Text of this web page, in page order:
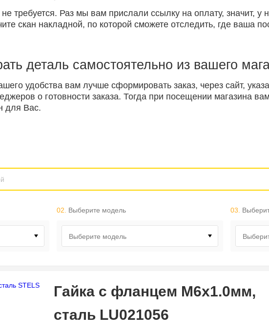
требуется. Раз мы вам прислали ссылку на оплату, значит, у
скан накладной, по которой сможете отследить, где ваша
деталь самостоятельно из вашего
удобства вам лучше сформировать заказ, через сайт,
о готовности заказа. Тогда при посещении магазина
для Вас.
02. Выберите модель
Выберите модель
03.
Гайка с фланцем M6х1.0мм,
сталь LU021056